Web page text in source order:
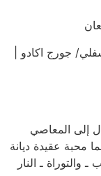
جورج اكادو |
محبة عقيدة ديانة
والتوراة ـ النار